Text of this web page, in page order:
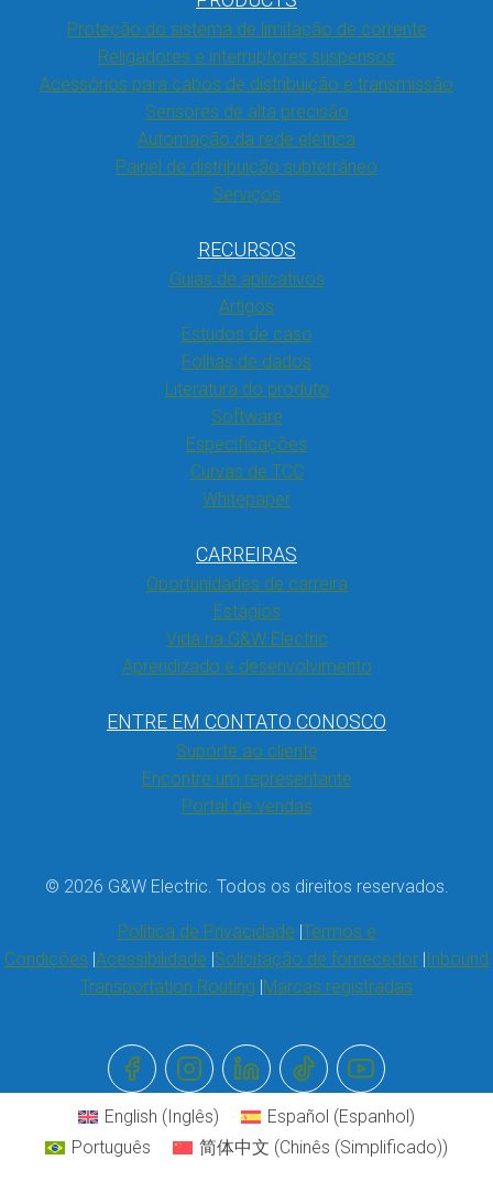
Proteção do sistema de limitação de corrente
Religadores e interruptores suspensos
Acessórios para cabos de distribuição e transmissão
Sensores de alta precisão
Automação da rede elétrica
Painel de distribuição subterrâneo
Serviços
RECURSOS
Guias de aplicativos
Artigos
Estudos de caso
Folhas de dados
Literatura do produto
Software
Especificações
Curvas de TCC
Whitepaper
CARREIRAS
Oportunidades de carreira
Estágios
Vida na G&W Electric
Aprendizado e desenvolvimento
ENTRE EM CONTATO CONOSCO
Suporte ao cliente
Encontre um representante
Portal de vendas
© 2026 G&W Electric. Todos os direitos reservados.
Política de Privacidade Termos e
Condições Acessibilidade Solicitação de fornecedor Inbound
Transportation Routing Marcas registradas
English (Inglês) Español (Espanhol)
Português
简体中文 (Chinês (Simplificado))